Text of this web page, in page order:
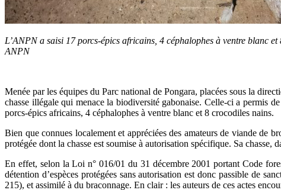
L’ANPN a saisi 17 porcs-épics africains, 4 céphalophes à ventre blanc et
ANPN
Menée par les équipes du Parc national de Pongara, placées sous la
chasse illégale qui menace la biodiversité gabonaise. Celle-ci a permis
porcs-épics africains, 4 céphalophes à ventre blanc et 8 crocodiles nains.
Bien que connues localement et appréciées des amateurs de viande de
protégée dont la chasse est soumise à autorisation spécifique. Sa chasse,
En effet, selon la Loi n° 016/01 du 31 décembre 2001 portant Code
détention d’espèces protégées sans autorisation est donc passible de
215), et assimilé à du braconnage. En clair : les auteurs de ces actes